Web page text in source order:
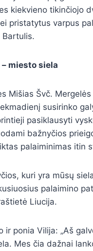
kiekvieno tikinčiojo
pristatytus varpus
Bartulis.
miesto siela
Mišias Švč.
susirinko
pasiklausyti
bažnyčios
palaiminimas itin
kuri yra mūsų
palaimino
Liucija.
ir ponia Vilija: „Aš
Mes čia dažnai